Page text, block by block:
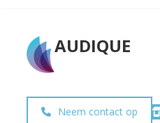
AUDIQUE
Neem contact op